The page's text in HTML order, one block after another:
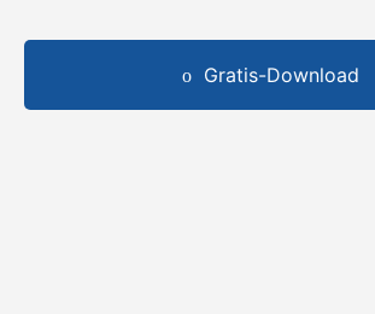
Gratis-Download